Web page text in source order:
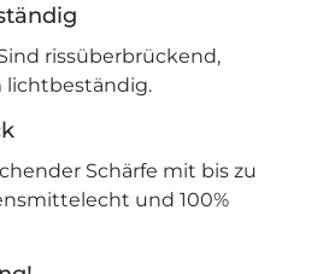
rissüberbrückend,
lichtbeständig.
Schärfe mit bis zu
und 100%